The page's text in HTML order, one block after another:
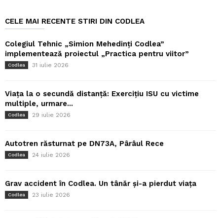
CELE MAI RECENTE STIRI DIN CODLEA
Colegiul Tehnic „Simion Mehedinți Codlea”
implementează proiectul „Practica pentru viitor”
Codlea 31 iulie 2026
Viața la o secundă distanță: Exercițiu ISU cu victime
multiple, urmare...
Codlea 29 iulie 2026
Autotren răsturnat pe DN73A, Pârâul Rece
Codlea 24 iulie 2026
Grav accident în Codlea. Un tânăr și-a pierdut viața
Codlea 23 iulie 2026